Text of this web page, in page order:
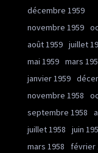
décembre 1959
novembre 1959
août 1959 juillet
mai 1959 mars
janvier 1959
novembre 1958
septembre 1958
juillet 1958
juin
mars 1958
février